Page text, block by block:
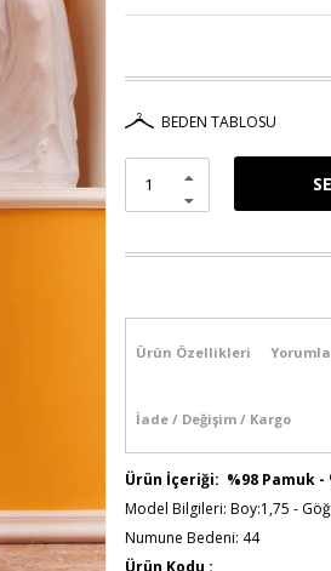
BEDEN TABLOSU
Ürün Özellikleri
İade / Değişim / Kargo
Ürün İçeriği: %98 Pamuk -
Model Bilgileri: Boy:1,75 -
Numune Bedeni: 44
Ürün Kodu :